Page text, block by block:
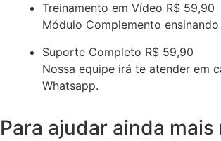
Treinamento em Vídeo R$ 59,90
Módulo Complemento
Suporte Completo R$ 59,90
Nossa equipe irá te atender em
Whatsapp.
Para ajudar ainda